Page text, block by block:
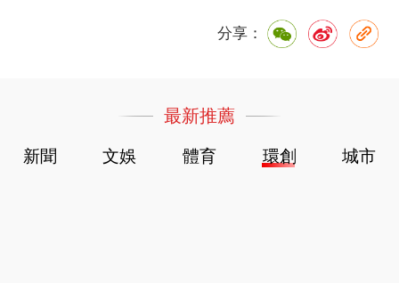
分享：
最新推薦
新聞 文娛 體育 環創 城市